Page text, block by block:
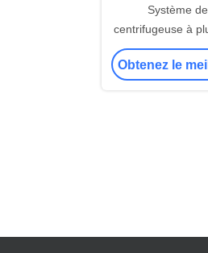
Système
centrifugeuse à
verticale en
Grundfos
Obtenez le